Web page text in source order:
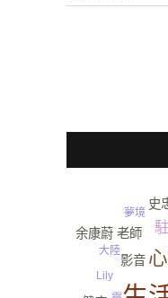
影音
史
余康蔚 老師
Lily
夢境
大陸